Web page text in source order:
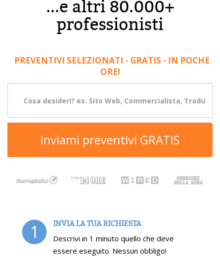
...e altri 80.000+
professionisti
PREVENTIVI SELEZIONATI - GRATIS - IN POCHE
ORE!
Inviami preventivi GRATIS
1 INVIA LA TUA RICHIESTA
Descrivi in 1 minuto quello che deve
essere eseguito. Nessun obbligo!